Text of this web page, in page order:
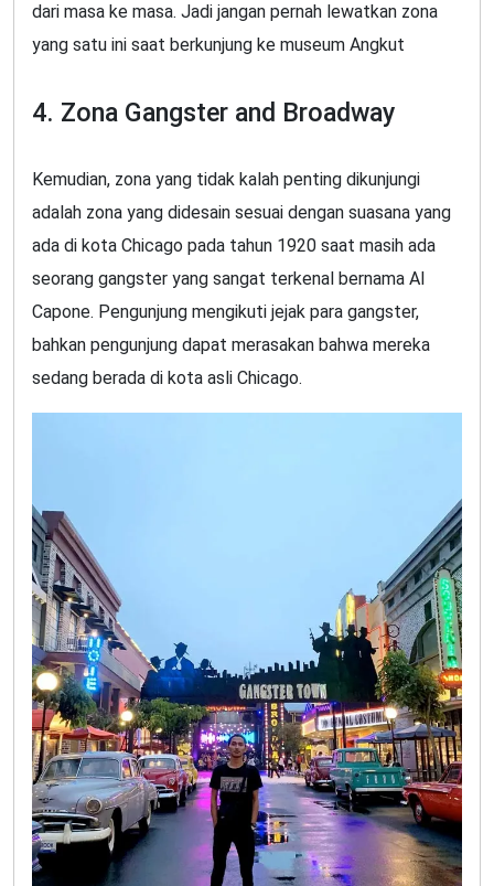
dari masa ke masa. Jadi jangan pernah lewatkan zona
yang satu ini saat berkunjung ke museum Angkut
4. Zona Gangster and Broadway
Kemudian, zona yang tidak kalah penting dikunjungi
adalah zona yang didesain sesuai dengan suasana yang
ada di kota Chicago pada tahun 1920 saat masih ada
seorang gangster yang sangat terkenal bernama Al
Capone. Pengunjung mengikuti jejak para gangster,
bahkan pengunjung dapat merasakan bahwa mereka
sedang berada di kota asli Chicago.